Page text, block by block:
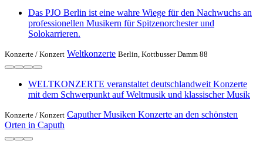
Das PJO Berlin ist eine wahre Wiege für den Nachwuchs an
professionellen Musikern für Spitzenorchester und
Solokarrieren.
Konzerte / Konzert Weltkonzerte Berlin, Kottbusser Damm 88
WELTKONZERTE veranstaltet deutschlandweit Konzerte
mit dem Schwerpunkt auf Weltmusik und klassischer Musik
Konzerte / Konzert Caputher Musiken Konzerte an den schönsten
Orten in Caputh